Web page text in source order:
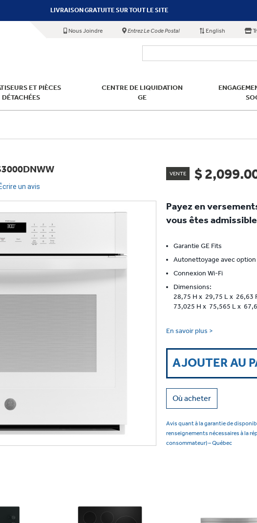
LIVRAISON GRATUITE SUR TOUT LE SITE
Nous Joindre Entrez Le Code Postal English
ET PIÈCES
DÉTACHÉES
CENTRE DE LIQUIDATION
GE
Écrire un avis
VENTE $
Payez en
vous êtes
Garantie GE Fits
Autonettoyage avec
Connexion Wi-Fi
Dimensions:
28,75 H x 29,75 L x 26,63
73,025 H x 75,565 L x
En savoir plus >
AJOUTER AU
Où acheter
Avis quant à la garantie de
renseignements nécessaires à la
consommateur) – Québec